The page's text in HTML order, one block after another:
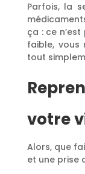
Parfois, la
ça : ce
faible, vous
tout
votre
Alors, que
et une prise